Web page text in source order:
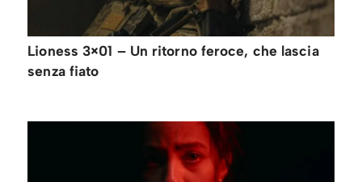
Lioness 3×01 – Un ritorno feroce, che lascia
senza fiato